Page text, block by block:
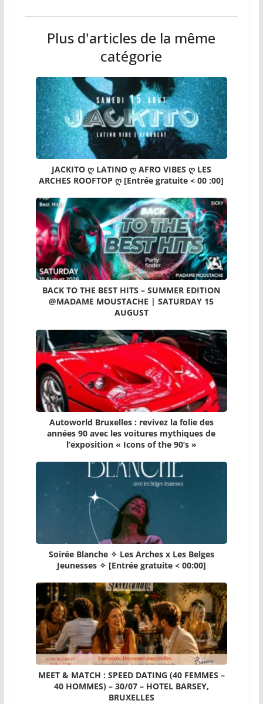
Plus d'articles de la même
catégorie
JACKITO ღ LATINO ღ AFRO VIBES ღ LES
ARCHES ROOFTOP ღ [Entrée gratuite < 00 :00]
BACK TO THE BEST HITS – SUMMER EDITION
@MADAME MOUSTACHE | SATURDAY 15
AUGUST
Autoworld Bruxelles : revivez la folie des
années 90 avec les voitures mythiques de
l’exposition « Icons of the 90’s »
Soirée Blanche ✧ Les Arches x Les Belges
Jeunesses ✧ [Entrée gratuite < 00:00]
MEET & MATCH : SPEED DATING (40 FEMMES –
40 HOMMES) – 30/07 – HOTEL BARSEY,
BRUXELLES